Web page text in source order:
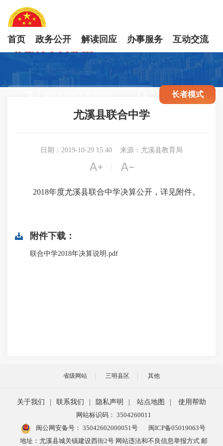
首页 政务公开 解读回应 办事服务 互动交流
长者模式
尤溪县联合中学
日期：2019-10-29 15:40 来源：尤溪县教育局
 
2018年度尤溪县联合中学决算公开，详见附件。
附件下载：
联合中学2018年决算说明.pdf
省级网站 三明县区 其他
关于我们 联系我们 隐私声明 站点地图
使用帮助
网站标识码： 3504260011
闽公网安备号： 35042602000051号
闽ICP备05019063号
地址：尤溪县城关镇建设西街2号 网站违法和不良信息举报方式 邮